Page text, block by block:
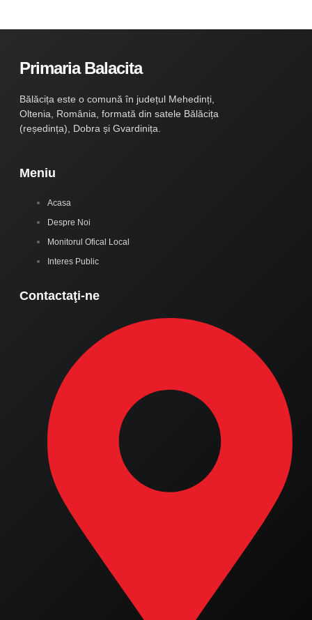
Primaria Balacita
Bălăcița este o comună în județul Mehedinți,
Oltenia, România, formată din satele Bălăcița
(reședința), Dobra și Gvardinița.
Meniu
Acasa
Despre Noi
Monitorul Ofical Local
Interes Public
Contactaţi-ne